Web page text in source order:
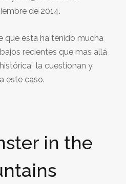
de 2014.
que esta ha tenido mucha
recientes que mas allá
la cuestionan y
este caso.
in the